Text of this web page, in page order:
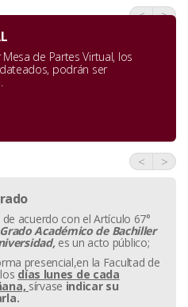
< >
de Partes Virtual, los
podrán ser
< >
acuerdo con el Artículo 67°
Académico de Bachiller
es un acto público;
presencial,en la Facultad de
días lunes de cada
sírvase indicar su